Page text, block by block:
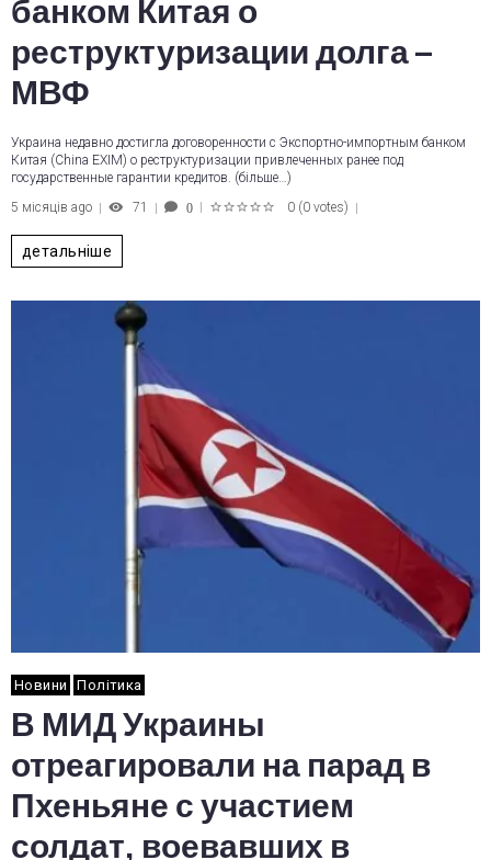
банком Китая о
реструктуризации долга –
МВФ
Украина недавно достигла договоренности с Экспортно-импортным банком
Китая (China EXIM) о реструктуризации привлеченных ранее под
государственные гарантии кредитов. (більше…)
5 місяців ago
71 0 0 (0 votes)
детальніше
Новини Політика
В МИД Украины
отреагировали на парад в
Пхеньяне с участием
солдат, воевавших в